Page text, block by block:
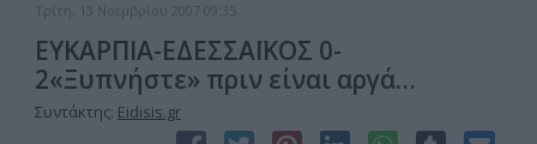
Τρίτη, 13 Νοεμβρίου 2007 09:35
ΕΥΚΑΡΠΙΑ-ΕΔΕΣΣΑΪΚΟΣ 0-
2«Ξυπνήστε» πριν είναι αργά…
Συντάκτης: Eidisis.gr